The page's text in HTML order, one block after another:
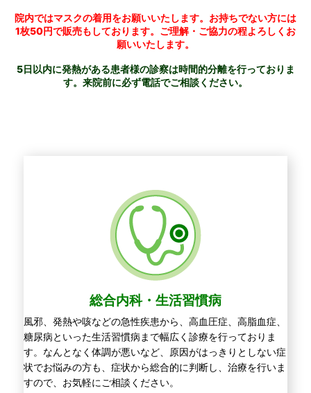
院内ではマスクの着用をお願いいたします。お持ちでない方には
1枚50円で販売もしております。ご理解・ご協力の程よろしくお
願いいたします。
5日以内に発熱がある患者様の診察は時間的分離を行っておりま
す。来院前に必ず電話でご相談ください。
総合内科・生活習慣病
風邪、発熱や咳などの急性疾患から、高血圧症、高脂血症、
糖尿病といった生活習慣病まで幅広く診療を行っておりま
す。なんとなく体調が悪いなど、原因がはっきりとしない症
状でお悩みの方も、症状から総合的に判断し、治療を行いま
すので、お気軽にご相談ください。